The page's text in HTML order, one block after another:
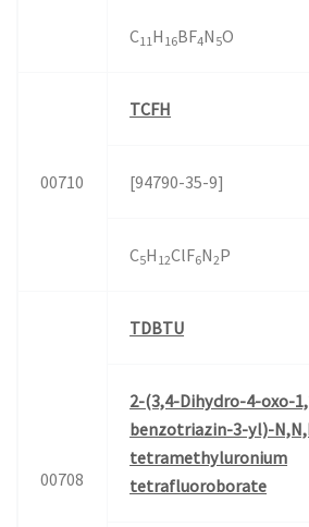
C11H 16BF4N 5O
00710
TCFH
[94790-35-9]
C5H 12ClF6N2P
00708
TDBTU
2-(3,4-Dihydro-4-oxo-
benzotriazin-3-yl)-
tetramethyluronium
tetrafluoroborate